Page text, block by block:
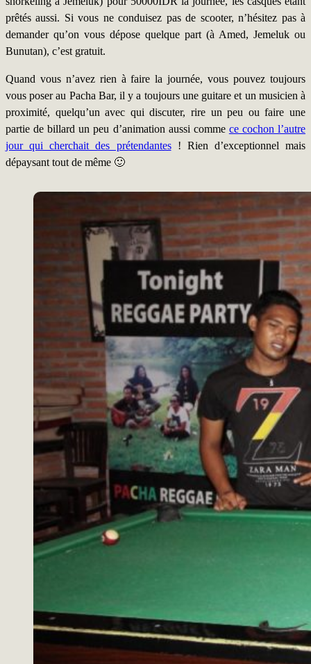
prêtés aussi. Si vous ne conduisez pas de scooter, n’hésitez pas à
demander qu’on vous dépose quelque part (à Amed, Jemeluk ou
Bunutan), c’est gratuit.
Quand vous n’avez rien à faire la journée, vous pouvez toujours
vous poser au Pacha Bar, il y a toujours une guitare et un musicien à
proximité, quelqu’un avec qui discuter, rire un peu ou faire une
partie de billard un peu d’animation aussi comme ce cochon l’autre
jour qui cherchait des prétendantes! Rien d’exceptionnel mais
dépaysant tout de même 🙂